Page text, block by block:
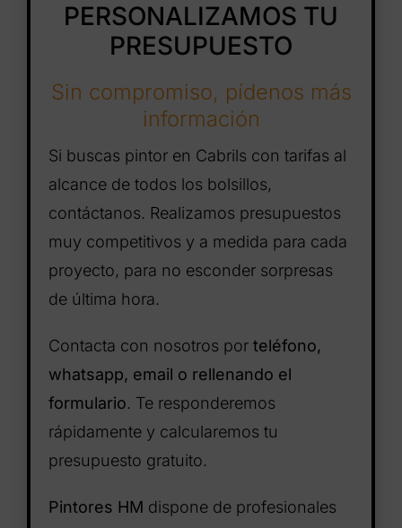
PERSONALIZAMOS TU
PRESUPUESTO
Sin compromiso, pídenos más
información
Si buscas pintor en Cabrils con tarifas al
alcance de todos los bolsillos,
contáctanos. Realizamos presupuestos
muy competitivos y a medida para cada
proyecto, para no esconder sorpresas
de última hora.
Contacta con nosotros por teléfono,
whatsapp, email o rellenando el
formulario. Te responderemos
rápidamente y calcularemos tu
presupuesto gratuito.
Pintores HM dispone de profesionales